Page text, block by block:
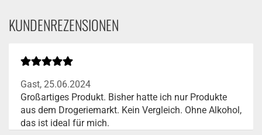
KUNDENREZENSIONEN
Gast, 25.06.2024
Großartiges Produkt. Bisher hatte ich nur Produkte
aus dem Drogeriemarkt. Kein Vergleich. Ohne Alkohol,
das ist ideal für mich.